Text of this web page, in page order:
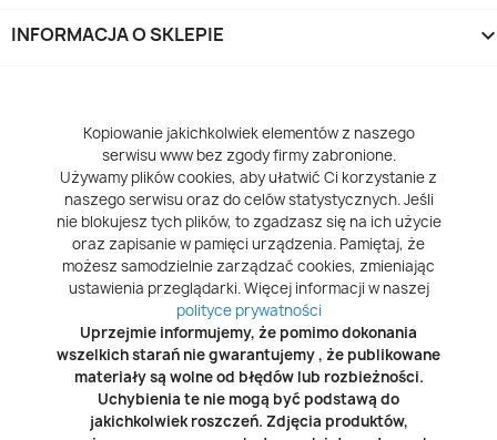
INFORMACJA O SKLEPIE
Kopiowanie jakichkolwiek elementów z naszego
serwisu www bez zgody firmy zabronione.
Używamy plików cookies, aby ułatwić Ci korzystanie z
naszego serwisu oraz do celów statystycznych. Jeśli
nie blokujesz tych plików, to zgadzasz się na ich użycie
oraz zapisanie w pamięci urządzenia. Pamiętaj, że
możesz samodzielnie zarządzać cookies, zmieniając
ustawienia przeglądarki. Więcej informacji w naszej
polityce prywatności
Uprzejmie informujemy, że pomimo dokonania
wszelkich starań nie gwarantujemy , że publikowane
materiały są wolne od błędów lub rozbieżności.
Uchybienia te nie mogą być podstawą do
jakichkolwiek roszczeń. Zdjęcia produktów,